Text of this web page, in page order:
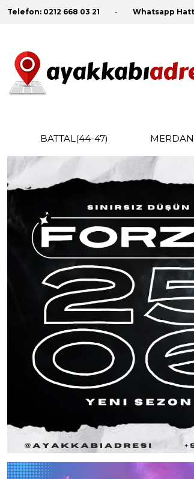
Telefon: 0212 668 03 21 Whatsapp
BATTAL(44-47)